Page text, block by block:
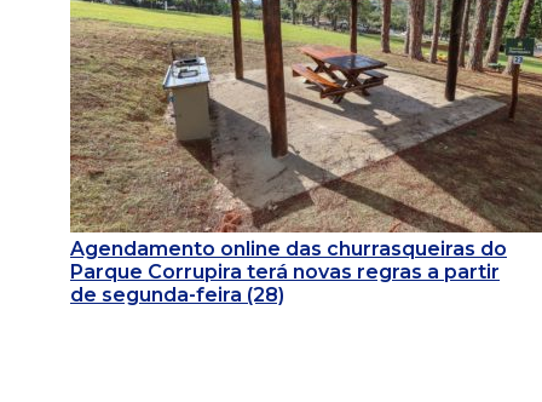
Agendamento online das churrasqueiras do
Parque Corrupira terá novas regras a partir
de segunda-feira (28)